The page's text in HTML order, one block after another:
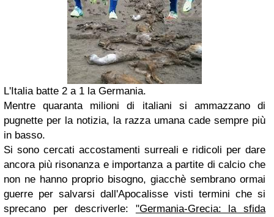
L'Italia batte 2 a 1 la Germania.
Mentre quaranta milioni di italiani si ammazzano di
pugnette per la notizia, la razza umana cade sempre più
in basso.
Si sono cercati accostamenti surreali e ridicoli per dare
ancora più risonanza e importanza a partite di calcio che
non ne hanno proprio bisogno, giacchè sembrano ormai
guerre per salvarsi dall'Apocalisse visti termini che si
sprecano per descriverle: "Germania-Grecia: la sfida